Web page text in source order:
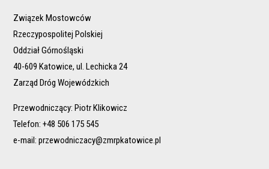
Związek Mostowców
Rzeczypospolitej Polskiej
Oddział Górnośląski
40-609 Katowice, ul. Lechicka 24
Zarząd Dróg Wojewódzkich
Przewodniczący: Piotr Klikowicz
Telefon: +48 506 175 545
e-mail:przewodniczacy@zmrpkatowice.pl